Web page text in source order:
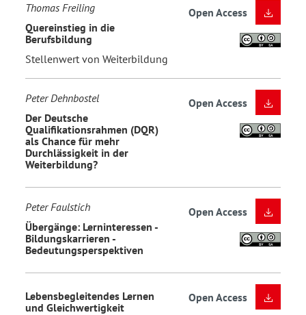
Thomas Freiling
Quereinstieg in die
Berufsbildung
Stellenwert von Weiterbildung
Open Access
Peter Dehnbostel
Der Deutsche
Qualifikationsrahmen (DQR)
als Chance für mehr
Durchlässigkeit in der
Weiterbildung?
Open Access
Peter Faulstich
Übergänge: Lerninteressen -
Bildungskarrieren -
Bedeutungsperspektiven
Open Access
Lebensbegleitendes Lernen
und Gleichwertigkeit
Open Access